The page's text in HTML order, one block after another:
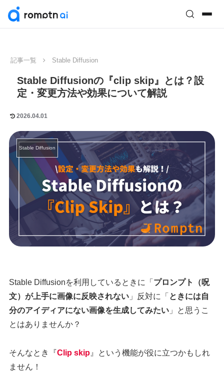
記事一覧 Stable Diffusion
Stable Diffusionの『clip skip』とは？設
定・変更方法や効果について解説
2026.04.01
Stable Diffusion
Stable Diffusionを利用しているときに「 プロンプト（呪
文）が上手に画像に反映されない 」反対に「 ときには自
分のアイディアにない画像を生成してみたい 」と思うこ
とはありませんか？
そんなとき『Clip skip 』という機能が役に立つかもしれ
ません！